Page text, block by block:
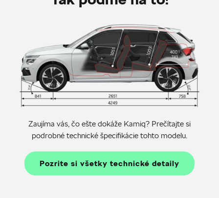
Zaujíma vás, čo ešte dokáže Kamiq? Prečítajte si
podrobné technické špecifikácie tohto modelu.
Pozrite si všetky technické detaily